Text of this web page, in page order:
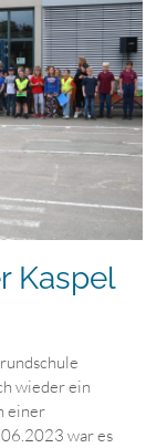
Kaspel
wieder ein
einer
war es